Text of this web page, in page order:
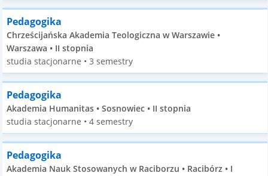
Pedagogika
Chrześcijańska Akademia Teologiczna w Warszawie •
Warszawa • II stopnia
studia stacjonarne • 3 semestry
Pedagogika
Akademia Humanitas • Sosnowiec • II stopnia
studia stacjonarne • 4 semestry
Pedagogika
Akademia Nauk Stosowanych w Raciborzu • Racibórz • I